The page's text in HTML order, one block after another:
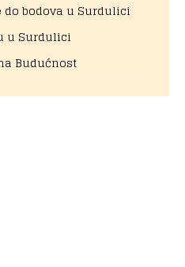
do bodova u Surdulici
u Surdulici
Budućnost